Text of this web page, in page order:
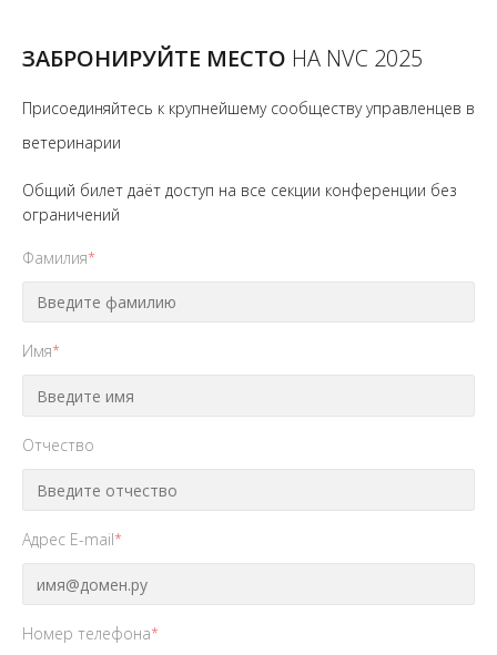
ЗАБРОНИРУЙТЕ МЕСТО НА NVC 2025
Присоединяйтесь к крупнейшему сообществу управленцев в
ветеринарии
Общий билет даёт доступ на все секции конференции без
ограничений
Фамилия*
Имя*
Отчество
Адрес E-mail*
Номер телефона*